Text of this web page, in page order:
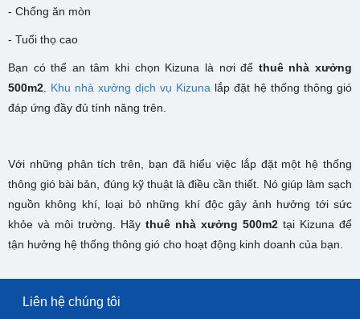
- Chống ăn mòn
- Tuổi thọ cao
Bạn có thể an tâm khi chọn Kizuna là nơi để thuê nhà xưởng
500m2
Khu nhà xưởng dịch vụ Kizuna lắp đặt hệ thống thông gió
đáp ứng đầy đủ tính năng trên.
Với những phân tích trên, bạn đã hiểu việc lắp đặt một hệ thống
thông gió bài bản, đúng kỹ thuật là điều cần thiết. Nó giúp làm sạch
nguồn không khí, loại bỏ những khí độc gây ảnh hưởng tới sức
khỏe và môi trường. Hãy thuê nhà xưởng 500m2 tại Kizuna để
tận hưởng hệ thống thông gió cho hoạt động kinh doanh của bạn.
Liên hệ chúng tôi